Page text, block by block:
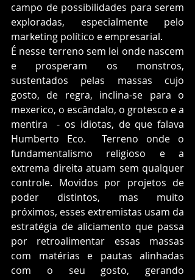
campo de possibilidades para serem
exploradas, especialmente pelo
marketing político e empresarial.
É nesse terreno sem lei onde nascem
e prosperam os monstros,
sustentados pelas massas cujo
gosto, de regra, inclina-se para o
mexerico, o escândalo, o grotesco e a
mentira  - os idiotas, de que falava
Humberto Eco.  Terreno onde o
fundamentalismo religioso e a
extrema direita atuam sem qualquer
controle. Movidos por projetos de
poder distintos, mas muito
próximos, esses extremistas usam da
estratégia de aliciamento que passa
por retroalimentar essas massas
com matérias e pautas alinhadas
com o seu gosto, gerando